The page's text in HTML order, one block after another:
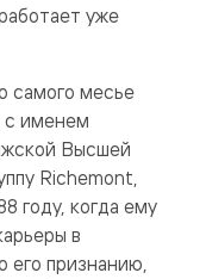
уже
самого месье
с именем
Высшей
Richemont,
году, когда ему
в
его признанию,